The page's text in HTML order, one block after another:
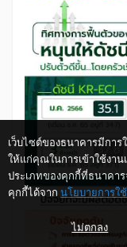
เว็บไซต์ของธนาคารมีกา
ให้แก่คุณในการเข้าใช้งาน
ประเภทของคุกกี้ที่ธนาคา
คุกกี้ได้จาก นโยบายการใ
ไม่ตกลง